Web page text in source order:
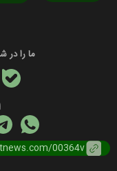
ما را در